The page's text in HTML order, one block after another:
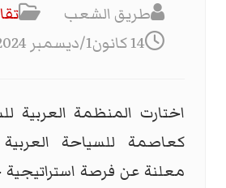
طريق الشعب
14 كانون1/ديسمبر 2024
اختارت المنظمة العربية
معلنة عن فرصة استراتيجية